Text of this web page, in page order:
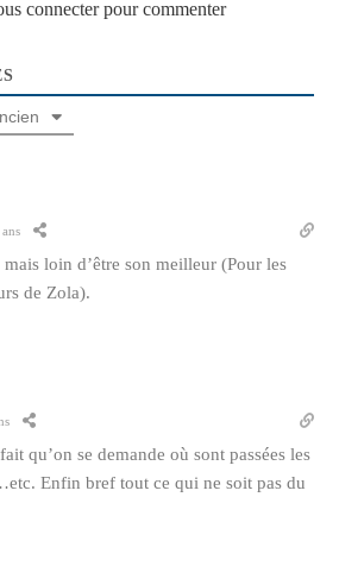
connecter pour commenter
loin d’être son meilleur (Pour les
de Zola).
qu’on se demande où sont passées les
Enfin bref tout ce qui ne soit pas du